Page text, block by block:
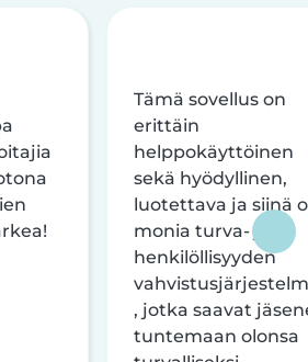
Tämä sovellus on
erittäin
helppokäyttöinen
sekä hyödyllinen,
luotettava ja siinä
monia turva- ja
henkilöllisyyden
, jotka saavat
tuntemaan olonsa